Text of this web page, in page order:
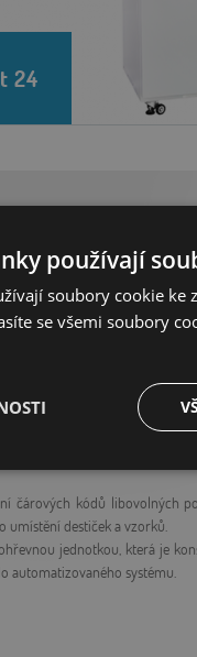
24
ideálním řešením pro
s kapacitou až 504
a polohou brány pro
vašich
který lze snadno udržovat
jsou vyrobeny z nerezové
a vysokou hladinu vlhkosti.
čárových kódů libovolných
destiček a vzorků.
jednotkou, která je
automatizovaného systému.
používají
soubory cookie ke
se všemi soubory
Výkonové
soubory